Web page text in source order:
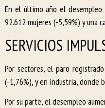
En el último año el desempleo
92.612 mujeres (-5,59%) y una
SERVICIOS
Por sectores, el paro
(-1,76%), y en industria, donde
Por su parte, el desempleo